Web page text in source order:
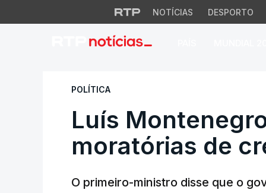
NOTÍCIAS DESPORTO
Luís Montenegro
POLÍTICA
Luís
moratórias de
O primeiro-ministro disse que o